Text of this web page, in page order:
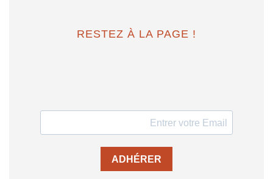
RESTEZ À LA PAGE !